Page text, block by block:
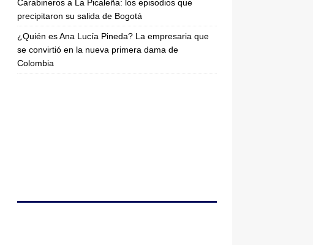
Carabineros a La Picaleña: los episodios que
precipitaron su salida de Bogotá
¿Quién es Ana Lucía Pineda? La empresaria que
se convirtió en la nueva primera dama de
Colombia